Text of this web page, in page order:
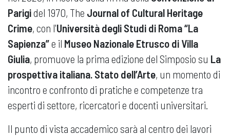
Parigidel 1970, The Journal of Cultural Heritage
Crime, con l'Università degli Studi di Roma “La
Sapienza”e il Museo Nazionale Etrusco di Villa
Giulia, promuove la prima edizione del Simposio su La
prospettiva italiana. Stato dell’Arte, un momento di
incontro e confronto di pratiche e competenze tra
esperti di settore, ricercatori e docenti universitari.
Il punto di vista accademico sarà al centro dei lavori